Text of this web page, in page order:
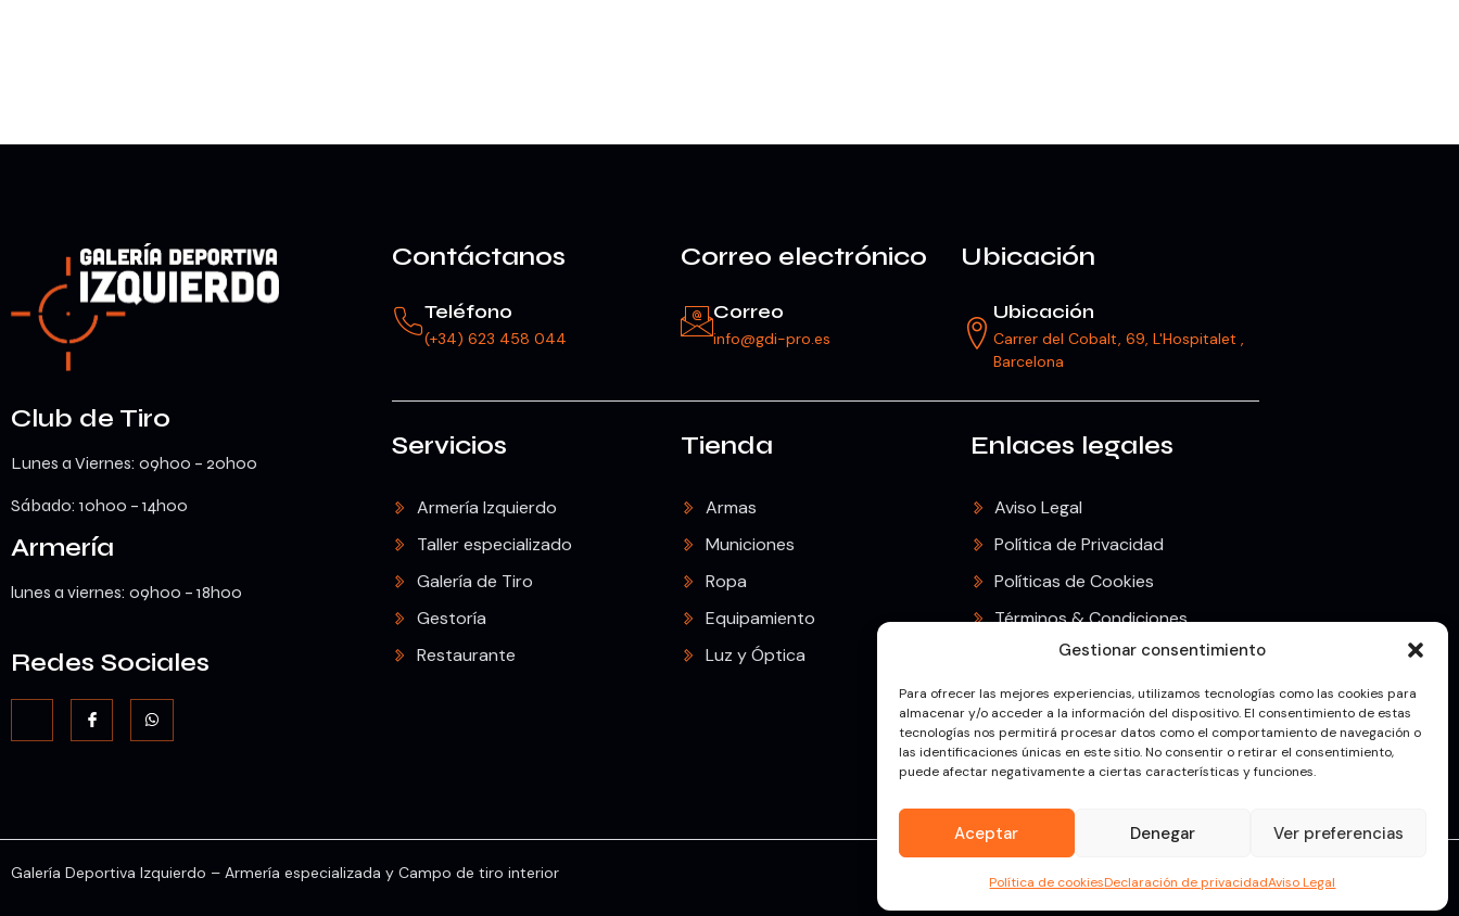
Gestionar consentimiento
Para ofrecer las mejores experiencias, utilizamos tecnologías como las cookies para
almacenar y/o acceder a la información del dispositivo. El consentimiento de estas
tecnologías nos permitirá procesar datos como el comportamiento de navegación o
las identificaciones únicas en este sitio. No consentir o retirar el consentimiento,
puede afectar negativamente a ciertas características y funciones.
Aceptar Denegar Ver preferencias
Política de cookiesDeclaración de privacidadAviso Legal
Club de Tiro
Lunes a Viernes: 09h00 – 20h00
Sábado: 10h00 – 14h00
Armería
lunes a viernes: 09h00 – 18h00
Redes Sociales
Contáctanos
Teléfono
(+34) 623 458 044
Correo electrónico
Correo
info@gdi-pro.es
Ubicación
Ubicación
Carrer del Cobalt, 69, L'Hospitalet ,
Barcelona
Servicios
Armería Izquierdo
Taller especializado
Galería de Tiro
Gestoría
Restaurante
Tienda
Armas
Municiones
Ropa
Equipamiento
Luz y Óptica
Enlaces legales
Aviso Legal
Política de Privacidad
Políticas de Cookies
Términos & Condiciones
Envíos & Devoluciones
Galería Deportiva Izquierdo – Armería especializada y Campo de tiro interior Copyright © 2025. Todos los derechos reservados